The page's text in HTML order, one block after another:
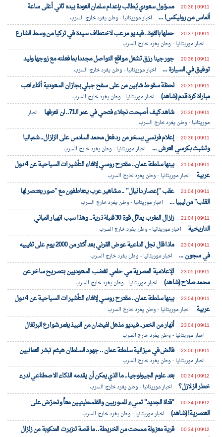
09/11 | 20:36
مسؤول سعودي يُطالب بإعدام سلمان العودة بيده ثاني أغلى ساعة
ألماس من روليكس! ...
اخبار موريتانيا - وطن يغرد خارج السرب
09/11 | 20:37
حملها بالقوة.. فيديو مرعب لاختطاف سيدة في تركيا من وسط الشارع
اخبار موريتانيا - وطن يغرد خارج السرب
09/11 | 20:36
جورجينا رزق تشعل مواقع التواصل مجددا بما فعلته مع زوجها وليد
توفيق في السيارة ...
اخبار موريتانيا - وطن يغرد خارج السرب
09/11 | 20:35
لحظة سقوط شابين من على سفح جبلي بجازان السعودية أثناء لعب
مباراة كرة قدم (شاهد)
اخبار موريتانيا - وطن يغرد خارج السرب
09/11 | 20:36
شاهد كيف أصبحت نجلاء فتحي في عمر الـ71.. لن تعرفها
اخبار
موريتانيا - وطن يغرد خارج السرب
09/11 | 20:36
إعلام فرنسي يسخر من رد فعل محمد السادس على الزلزال.. شمبانيا
وتشبث بكرسي العرش ...
اخبار موريتانيا - وطن يغرد خارج السرب
09/11 | 21:04
بينها سلطنة عمان.. مقترح روسي لإلغاء التأشيرات السياحية عن 4 دول
عربية
اخبار موريتانيا - وطن يغرد خارج السرب
09/11 | 21:04
عقب "إعصار دانيال" .. مشاهير عرب يتعاطفون مع "صور يعتصر لها
القلب" من ليبيا ...
اخبار موريتانيا - وطن يغرد خارج السرب
09/11 | 21:04
زلزال المغرب يماثل قوة 30 قنبلة ذرية.. وهذا سبب انهيار المباني
التاريخية
اخبار موريتانيا - وطن يغرد خارج السرب
09/11 | 23:04
ماذا قال نجل الداعية عوض القرني بعد أكثر من 2000 يوم على تغييبه
في سجون ...
اخبار موريتانيا - وطن يغرد خارج السرب
09/11 | 23:05
الإعلامية المصرية مي حلمي تغضب السعوديين بتصريح ساخر عن
محمد صلاح (شاهد)
اخبار موريتانيا - وطن يغرد خارج السرب
09/11 | 23:04
بينها سلطنة عمان.. مقترح روسي لإلغاء التأشيرات السياحية عن 4 دول
عربية
اخبار موريتانيا - وطن يغرد خارج السرب
09/11 | 23:04
أنهار من الخمر.. فيديو مذهل لفيضان من النبيذ يغمر شوارع البرتغال
اخبار موريتانيا - وطن يغرد خارج السرب
09/11 | 23:06
فائض في ميزانية سلطنة عمان .. جهود السلطان هيثم تبشر العمانيين
اخبار موريتانيا - وطن يغرد خارج السرب
09/12 | 00:34
بعد علوم الجيولوجيا.. ما الذي يمكن أن يقدمه الذكاء الاصطناعي لدرء
خطر الزلازل؟
اخبار موريتانيا - وطن يغرد خارج السرب
09/12 | 00:34
"قناة الجديد" تسيء للسوريين والفلسطينيين معاً وتحرّض على
العنصرية! (شاهد)
اخبار موريتانيا - وطن يغرد خارج السرب
09/12 | 00:34
قرية معزولة مسحت من الخريطة.. ما قصة تنزيرت المنكوبة من زلزال